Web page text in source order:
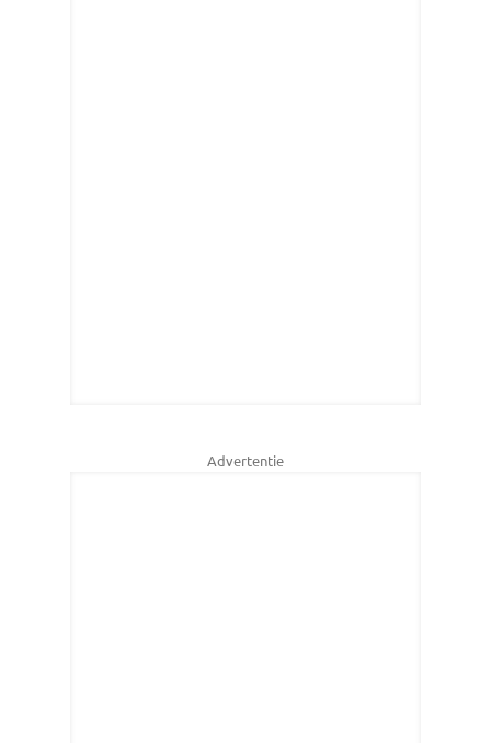
Advertentie